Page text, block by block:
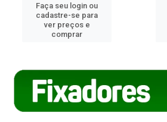
Faça seu login ou
cadastre-se para
ver preços e
comprar